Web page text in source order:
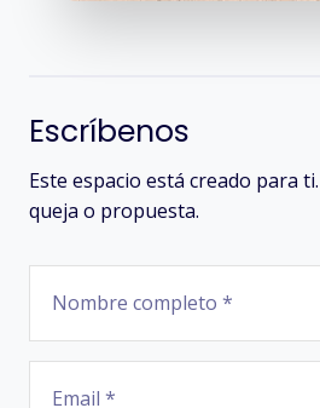
Escríbenos
Este espacio está creado para
queja o propuesta.